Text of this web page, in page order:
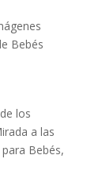
Bebés
los
a las
Bebés,